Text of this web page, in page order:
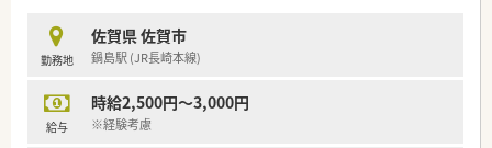
ご希望条件に合わせて求人をお探しします！
まずはお気軽にお問い合わせください。
勤務地
佐賀県 佐賀市
鍋島駅 (JR長崎本線)
給与
時給2,500円～3,000円
※経験考慮